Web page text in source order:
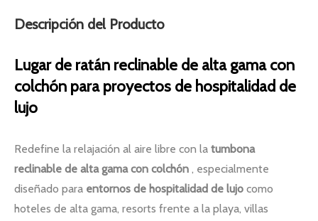
Descripción del Producto
Lugar de ratán reclinable de alta gama con
colchón para proyectos de hospitalidad de
lujo
Redefine la relajación al aire libre con la tumbona
reclinable de alta gama con colchón , especialmente
diseñado para entornos de hospitalidad de lujo como
hoteles de alta gama, resorts frente a la playa, villas